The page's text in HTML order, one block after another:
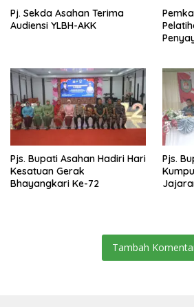
Pj. Sekda Asahan Terima
Audiensi YLBH-AKK
Pjs. Bupati Asahan Hadiri Hari
Kesatuan Gerak
Bhayangkari Ke-72
Pjs.
Tambah